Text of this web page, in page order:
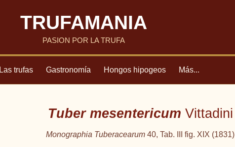
TRUFAMANIA
PASION POR LA TRUFA
Las trufas Gastronomía Hongos hipogeos Más...
Tuber mesentericum Vittadini
Monographia Tuberacearum 40, Tab. III fig. XIX (1831)